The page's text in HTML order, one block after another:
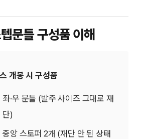
문틀 구성품 이해
개봉 시 구성품
좌·우 문틀 (발주 사이즈 그대로 재
단)
중앙 스토퍼 2개 (재단 안 된 상태